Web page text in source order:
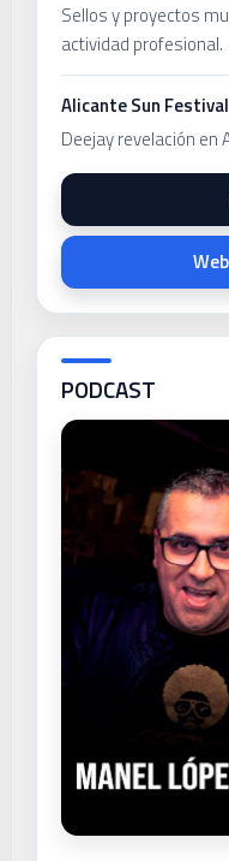
Sellos y proyectos
actividad profesional.
Alicante Sun Festival
Deejay revelación en
PODCAST